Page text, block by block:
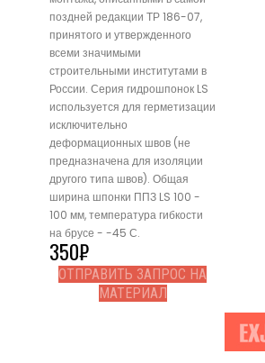
поздней редакции ТР 186-07,
принятого и утвержденного
всеми значимыми
строительными институтами в
России. Серия гидрошпонок LS
используется для герметизации
исключительно
деформационных швов (не
предназначена для изоляции
другого типа швов). Общая
ширина шпонки ППЗ LS 100 -
100 мм, температура гибкости
на брусе - -45 С.
350₽
ОТПРАВИТЬ ЗАПРОС НА
МАТЕРИАЛ